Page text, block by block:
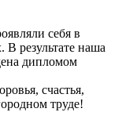
себя в
В результате наша
дипломом
счастья,
труде!